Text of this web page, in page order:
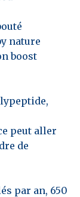
nature
boost
peut aller
de
par an, 650